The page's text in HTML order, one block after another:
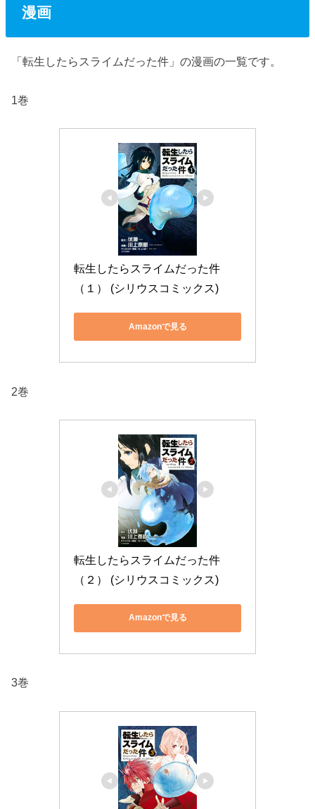
漫画
「転生したらスライムだった件」の漫画の一覧です。
1巻
転生したらスライムだった件
（１） (シリウスコミックス)
Amazonで見る
2巻
転生したらスライムだった件
（２） (シリウスコミックス)
Amazonで見る
3巻